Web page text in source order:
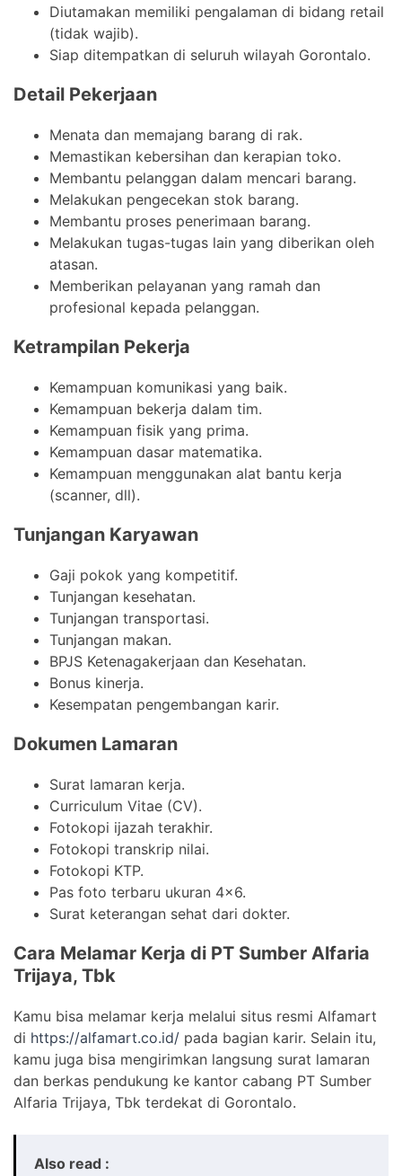
Diutamakan memiliki pengalaman di bidang retail
(tidak wajib).
Siap ditempatkan di seluruh wilayah Gorontalo.
Detail Pekerjaan
Menata dan memajang barang di rak.
Memastikan kebersihan dan kerapian toko.
Membantu pelanggan dalam mencari barang.
Melakukan pengecekan stok barang.
Membantu proses penerimaan barang.
Melakukan tugas-tugas lain yang diberikan oleh
atasan.
Memberikan pelayanan yang ramah dan
profesional kepada pelanggan.
Ketrampilan Pekerja
Kemampuan komunikasi yang baik.
Kemampuan bekerja dalam tim.
Kemampuan fisik yang prima.
Kemampuan dasar matematika.
Kemampuan menggunakan alat bantu kerja
(scanner, dll).
Tunjangan Karyawan
Gaji pokok yang kompetitif.
Tunjangan kesehatan.
Tunjangan transportasi.
Tunjangan makan.
BPJS Ketenagakerjaan dan Kesehatan.
Bonus kinerja.
Kesempatan pengembangan karir.
Dokumen Lamaran
Surat lamaran kerja.
Curriculum Vitae (CV).
Fotokopi ijazah terakhir.
Fotokopi transkrip nilai.
Fotokopi KTP.
Pas foto terbaru ukuran 4×6.
Surat keterangan sehat dari dokter.
Cara Melamar Kerja di PT Sumber Alfaria
Trijaya, Tbk
Kamu bisa melamar kerja melalui situs resmi Alfamart
di https://alfamart.co.id/ pada bagian karir. Selain itu,
kamu juga bisa mengirimkan langsung surat lamaran
dan berkas pendukung ke kantor cabang PT Sumber
Alfaria Trijaya, Tbk terdekat di Gorontalo.
Also read :